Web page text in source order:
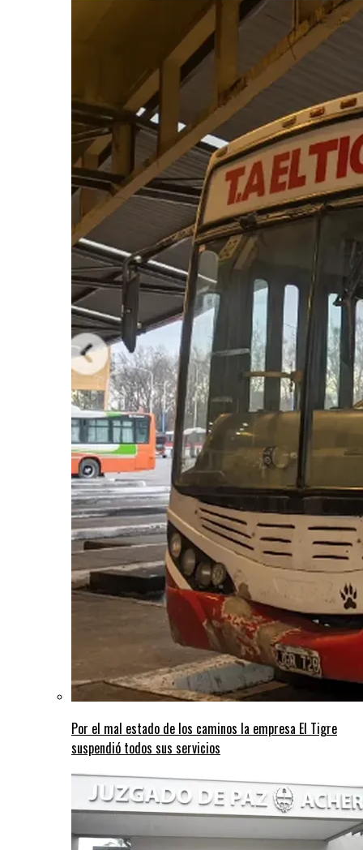
Por el mal estado de los caminos la empresa El Tigre
suspendió todos sus servicios